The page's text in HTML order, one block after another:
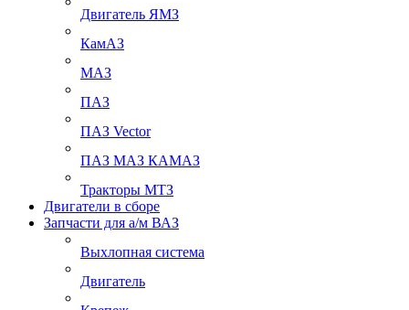
Двигатель ЯМЗ
КамАЗ
МАЗ
ПАЗ
ПАЗ Vector
ПАЗ МАЗ КАМАЗ
Тракторы МТЗ
Двигатели в сборе
Запчасти для а/м ВАЗ
Выхлопная система
Двигатель